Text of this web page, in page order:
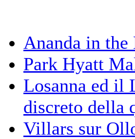
Ananda in the
Park Hyatt
Losanna ed il
discreto della
Villars sur